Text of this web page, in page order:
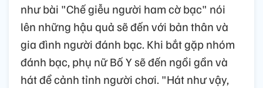
như bài "Chế giễu người ham cờ bạc" nói
lên những hậu quả sẽ đến với bản thân và
gia đình người đánh bạc. Khi bắt gặp nhóm
đánh bạc, phụ nữ Bố Y sẽ đến ngồi gần và
hát để cảnh tỉnh người chơi. "Hát như vậy,